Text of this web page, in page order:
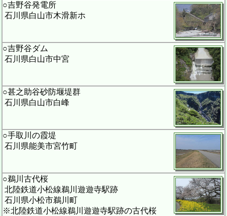
○吉野谷発電所
石川県白山市木滑新ホ
○吉野谷ダム
石川県白山市中宮
○甚之助谷砂防堰堤群
石川県白山市白峰
○手取川の霞堤
石川県能美市宮竹町
○鵜川古代桜
北陸鉄道小松線鵜川遊遊寺駅跡
石川県小松市鵜川町
※北陸鉄道小松線鵜川遊遊寺駅跡の古代桜